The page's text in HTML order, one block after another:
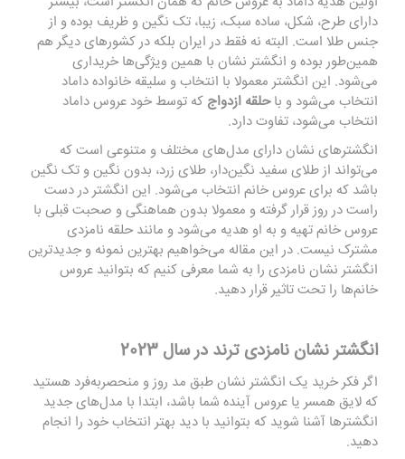
دارای طرح، شکل، ساده سبک، زیبا، تک نگین و ظریف بوده و از
جنس طلا است. البته نه فقط در ایران بلکه در کشورهای دیگر هم
همین‌طور بوده و انگشتر نشان با همین ویژگی‌ها خریداری
می‌شود. این انگشتر معمولا با انتخاب و سلیقه خانواده داماد
انتخاب می‌شود و باحلقه ازدواج که توسط خود عروس داماد
انتخاب می‌شود، تفاوت دارد.
انگشترهای نشان دارای مدل‌های مختلف و متنوعی است که
می‌تواند از طلای سفید نگین‌دار، طلای زرد، بدون نگین و تک نگین
باشد که برای عروس خانم انتخاب می‌شود. این انگشتر در دست
راست در روز قرار گرفته و معمولا بدون هماهنگی و صحبت قبلی با
عروس خانم تهیه و به او هدیه می‌شود و مانند حلقه نامزدی
مشترک نیست. در این مقاله می‌خواهیم بهترین نمونه و جدیدترین
انگشتر نشان نامزدی را به شما معرفی کنیم که بتوانید عروس
خانم‌ها را تحت تاثیر قرار دهید.
انگشتر نشان نامزدی ترند در سال 2023
اگر فکر خرید یک انگشتر نشان طبق مد روز و منحصربه‌فرد هستید
که لایق همسر یا عروس آینده شما باشد، ابتدا با مدل‌های جدید
انگشترها آشنا شوید که بتوانید با دید بهتر انتخاب خود را انجام
دهید.